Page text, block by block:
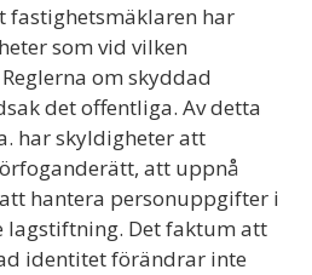
fastighetsmäklaren har
som vid vilken
om skyddad
det offentliga. Av detta
har skyldigheter att
att uppnå
hantera personuppgifter i
lagstiftning. Det faktum att
identitet förändrar inte